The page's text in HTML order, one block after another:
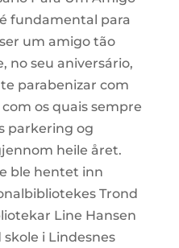
fundamental para
um amigo tão
no seu aniversário,
parabenizar com
os quais sempre
parkering og
heile året.
ble hentet inn
Trond
Line Hansen
i Lindesnes